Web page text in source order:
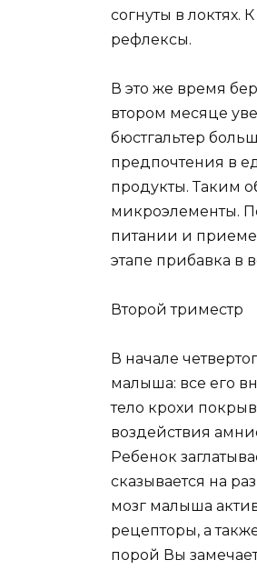
согнуты в локтях.
рефлексы.
В это же время
втором месяце
бюстгальтер
предпочтения в
продукты. Таким
микроэлементы.
питании и приеме
этапе прибавка в
Второй триместр
В начале
малыша: все его
тело крохи
воздействия
Ребенок
сказывается на
мозг малыша
рецепторы, а
порой Вы